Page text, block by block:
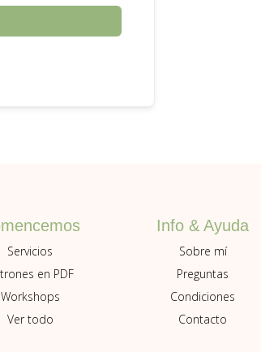
Servicios
en PDF
Workshops
Ver todo
Info & Ayuda
Sobre mí
Preguntas
Condiciones
Contacto